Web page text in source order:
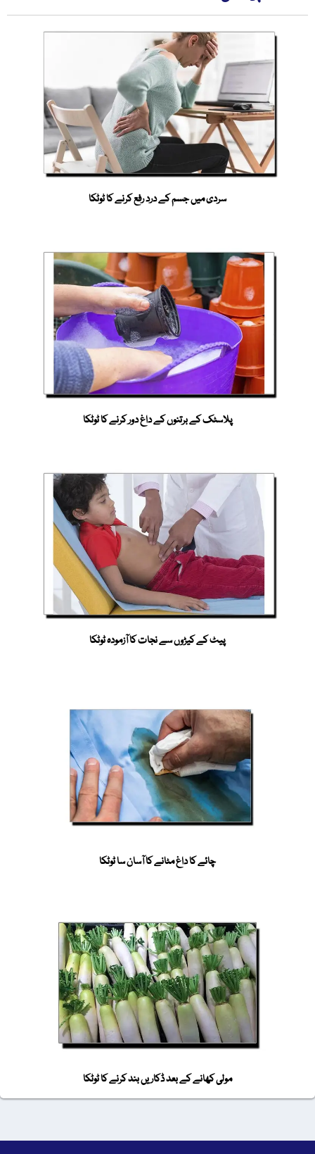
سردی میں جسم کے درد رفع کرنے کا ٹوٹکا
پلاسٹک کے برتنوں کے داغ دور کرنے کا ٹوٹکا
پیٹ کے کیڑوں سے نجات کا آزمودہ ٹوٹکا
چائے کا داغ مٹانے کا آسان سا ٹوٹکا
مولی کھانے کے بعد ڈکاریں بند کرنے کا ٹوٹکا